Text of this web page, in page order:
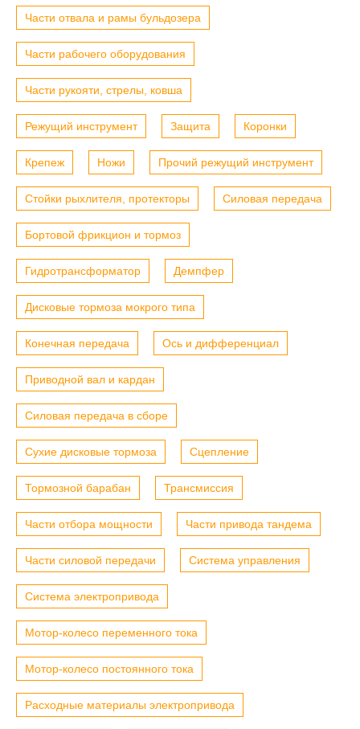
Части отвала и рамы бульдозера
Части рабочего оборудования
Части рукояти, стрелы, ковша
Режущий инструмент Защита Коронки
Крепеж Ножи Прочий режущий инструмент
Стойки рыхлителя, протекторы Силовая передача
Бортовой фрикцион и тормоз
Гидротрансформатор Демпфер
Дисковые тормоза мокрого типа
Конечная передача Ось и дифференциал
Приводной вал и кардан
Силовая передача в сборе
Сухие дисковые тормоза Сцепление
Тормозной барабан Трансмиссия
Части отбора мощности Части привода тандема
Части силовой передачи Система управления
Система электропривода
Мотор-колесо переменного тока
Мотор-колесо постоянного тока
Расходные материалы электропривода